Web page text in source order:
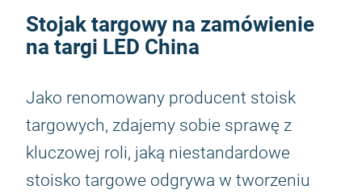
Stojak targowy na zamówienie
na targi LED China
Jako renomowany producent stoisk
targowych, zdajemy sobie sprawę z
kluczowej roli, jaką niestandardowe
stoisko targowe odgrywa w tworzeniu